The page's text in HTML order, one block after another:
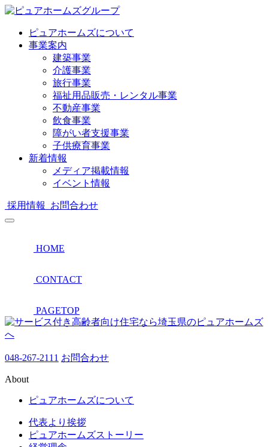
ピュアホームズについて
事業案内
建築事業
介護事業
旅行事業
福祉用品販売・レンタル事業
不動産事業
飲食事業
障がい者支援事業
子供療育事業
新着情報
メディア掲載情報
イベント情報
採用情報 お問合わせ
HOME
CONTACT
PAGETOP
048-267-2111 お問合わせ
About
ピュアホームズについて
代表より挨拶
ピュアホームズストーリー